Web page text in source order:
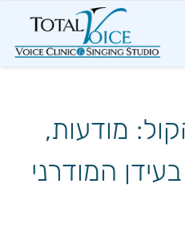
מודעות,
המודרני